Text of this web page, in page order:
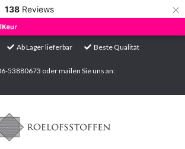
138 Reviews ×
Ab Lager lieferbar
Beste Qualität
53880673 oder mailen Sie uns an: